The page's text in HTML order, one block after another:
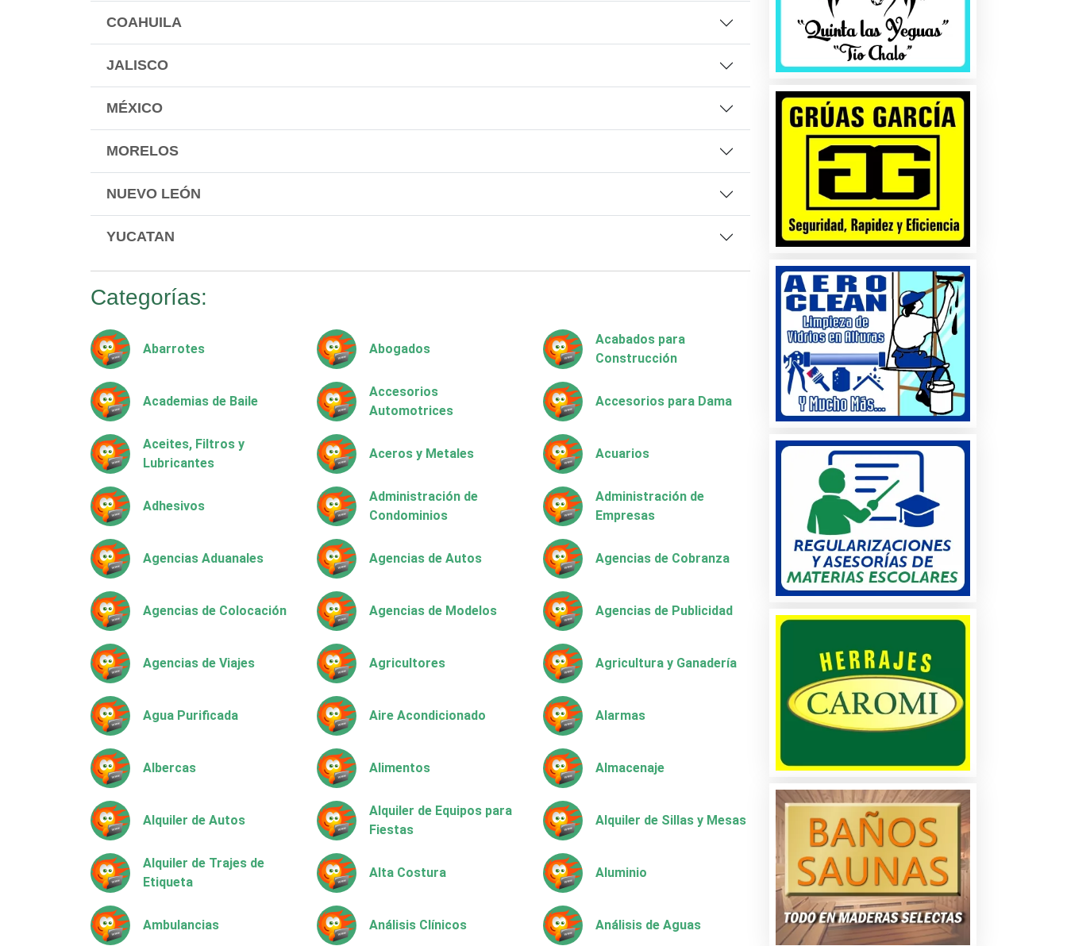
COAHUILA
JALISCO
MÉXICO
MORELOS
NUEVO LEÓN
YUCATAN
Categorías:
Abarrotes Abogados
Acabados para
Construcción
Academias de Baile
Accesorios
Automotrices
Accesorios para Dama
Aceites, Filtros y
Lubricantes
Aceros y Metales Acuarios
Adhesivos
Administración de
Condominios
Administración de
Empresas
Agencias Aduanales Agencias de Autos Agencias de Cobranza
Agencias de Colocación Agencias de Modelos Agencias de Publicidad
Agencias de Viajes Agricultores Agricultura y Ganadería
Agua Purificada Aire Acondicionado Alarmas
Albercas Alimentos Almacenaje
Alquiler de Autos
Alquiler de Equipos para
Fiestas
Alquiler de Sillas y Mesas
Alquiler de Trajes de
Etiqueta
Alta Costura Aluminio
Ambulancias Análisis Clínicos Análisis de Aguas